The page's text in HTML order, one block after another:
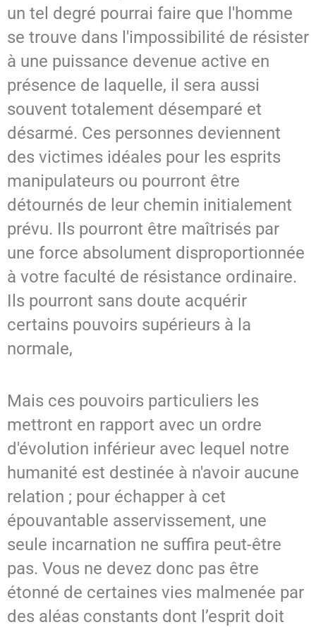
un tel degré pourrai faire que l'homme
se trouve dans l'impossibilité de résister
à une puissance devenue active en
présence de laquelle, il sera aussi
souvent totalement désemparé et
désarmé. Ces personnes deviennent
des victimes idéales pour les esprits
manipulateurs ou pourront être
détournés de leur chemin initialement
prévu. Ils pourront être maîtrisés par
une force absolument disproportionnée
à votre faculté de résistance ordinaire.
Ils pourront sans doute acquérir
certains pouvoirs supérieurs à la
normale,
Mais ces pouvoirs particuliers les
mettront en rapport avec un ordre
d'évolution inférieur avec lequel notre
humanité est destinée à n'avoir aucune
relation ; pour échapper à cet
épouvantable asservissement, une
seule incarnation ne suffira peut-être
pas. Vous ne devez donc pas être
étonné de certaines vies malmenée par
des aléas constants dont l’esprit doit